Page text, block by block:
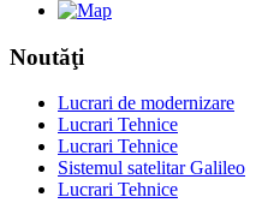
Noutăţi
Lucrari de modernizare
Lucrari Tehnice
Lucrari Tehnice
Sistemul satelitar Galileo
Lucrari Tehnice